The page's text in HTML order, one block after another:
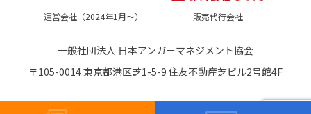
運営会社（2024年1月～） 販売代行会社
一般社団法人 日本アンガーマネジメント協会
〒105-0014 東京都港区芝1-5-9 住友不動産芝ビル2号館4F